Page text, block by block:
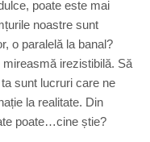
poate este mai
noastre sunt
o paralelă la banal?
irezistibilă. Să
sunt lucruri care ne
la realitate. Din
poate…cine știe?